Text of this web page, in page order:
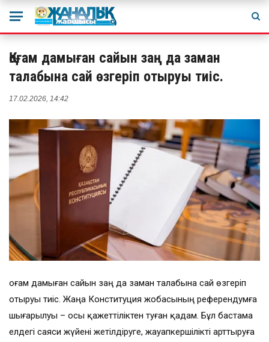
Қоғам дамыған сайын заң да заман
талабына сай өзгеріп отыруы тиіс.
17.02.2026, 14:42
Қоғам дамыған сайын заң да заман талабына сай өзгеріп
отыруы тиіс. Жаңа Конституция жобасының референдумға
шығарылуы – осы қажеттіліктен туған қадам. Бұл бастама
елдегі саяси жүйені жетілдіруге, жауапкершілікті арттыруға